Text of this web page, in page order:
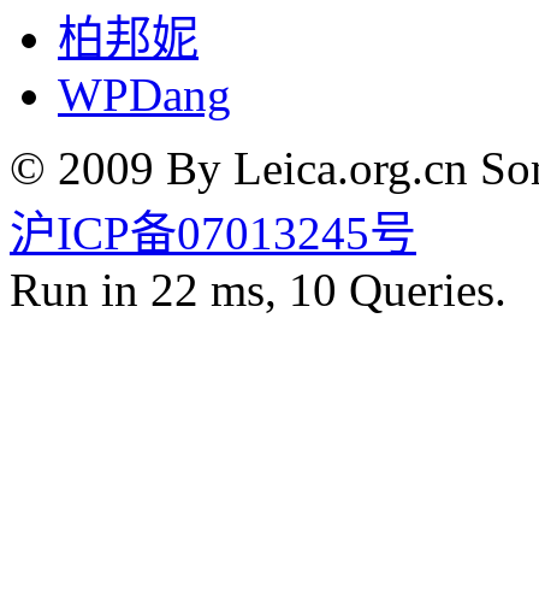
柏邦妮
WPDang
© 2009 By Leica.org.cn
沪ICP备07013245号
Run in 22 ms, 10 Queries.